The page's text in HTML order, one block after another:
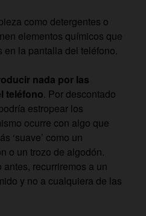
como detergentes o
elementos químicos que
en la pantalla del teléfono.
nada por las
teléfono. Por descontado
estropear los
ocurre con algo que
‘suave’ como un
o un trozo de algodón.
recurriremos a un
y no a cualquiera de las